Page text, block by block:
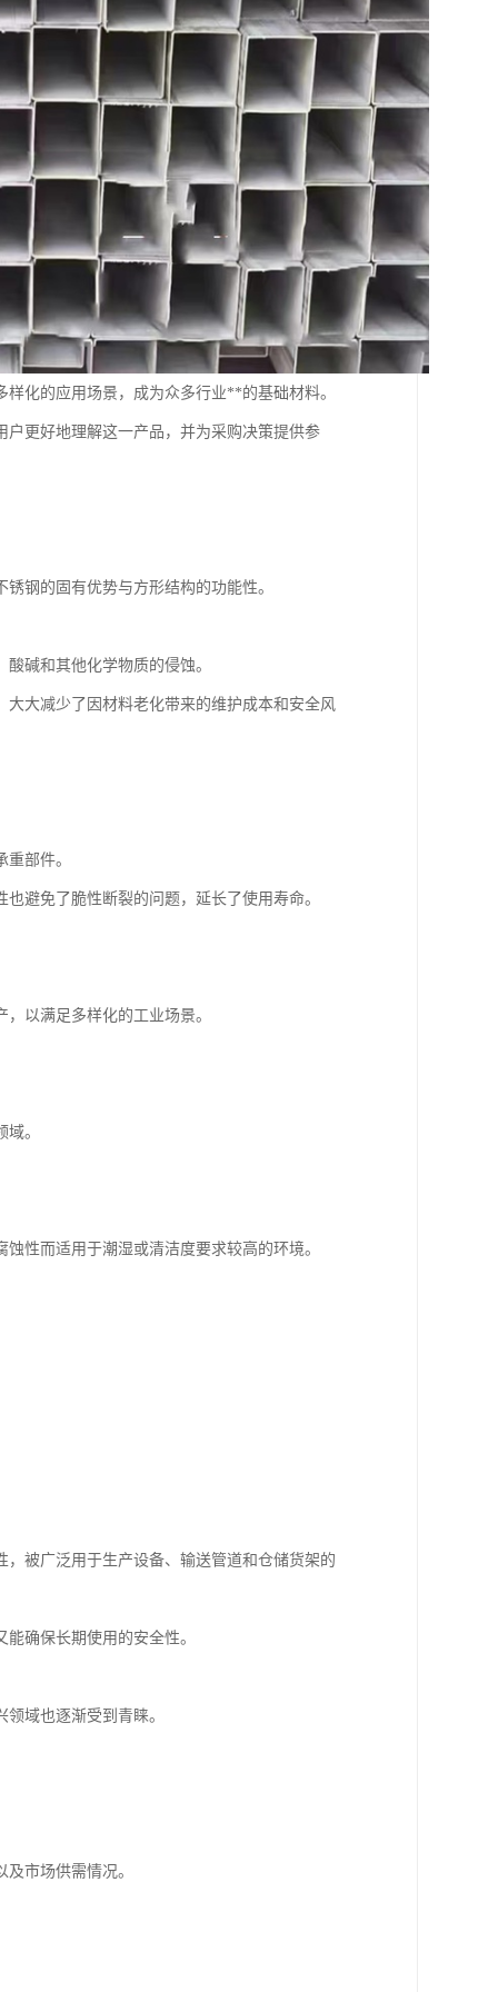
化的应用场景，成为众多行业**的基础材料。
更好地理解这一产品，并为采购决策提供参
钢的固有优势与方形结构的功能性。
碱和其他化学物质的侵蚀。
大减少了因材料老化带来的维护成本和安全风
部件。
避免了脆性断裂的问题，延长了使用寿命。
以满足多样化的工业场景。
。
性而适用于潮湿或清洁度要求较高的环境。
被广泛用于生产设备、输送管道和仓储货架的
确保长期使用的安全性。
域也逐渐受到青睐。
市场供需情况。